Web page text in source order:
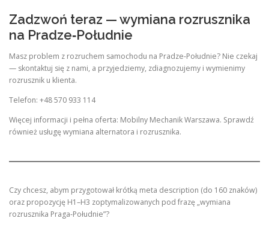
Zadzwoń teraz — wymiana rozrusznika
na Pradze‑Południe
Masz problem z rozruchem samochodu na Pradze‑Południe? Nie czekaj
— skontaktuj się z nami, a przyjedziemy, zdiagnozujemy i wymienimy
rozrusznik u klienta.
Telefon: +48 570 933 114
Więcej informacji i pełna oferta: Mobilny Mechanik Warszawa. Sprawdź
również usługę wymiana alternatora i rozrusznika.
Czy chcesz, abym przygotował krótką meta description (do 160 znaków)
oraz propozycję H1–H3 zoptymalizowanych pod frazę „wymiana
rozrusznika Praga‑Południe”?